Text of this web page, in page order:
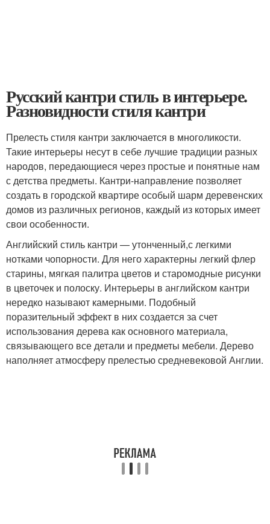
Русский кантри стиль в интерьере.
Разновидности стиля кантри
Прелесть стиля кантри заключается в многоликости.
Такие интерьеры несут в себе лучшие традиции разных
народов, передающиеся через простые и понятные нам
с детства предметы. Кантри-направление позволяет
создать в городской квартире особый шарм деревенских
домов из различных регионов, каждый из которых имеет
свои особенности.
Английский стиль кантри — утонченный,с легкими
нотками чопорности. Для него характерны легкий флер
старины, мягкая палитра цветов и старомодные рисунки
в цветочек и полоску. Интерьеры в английском кантри
нередко называют камерными. Подобный
поразительный эффект в них создается за счет
использования дерева как основного материала,
связывающего все детали и предметы мебели. Дерево
наполняет атмосферу прелестью средневековой Англии.